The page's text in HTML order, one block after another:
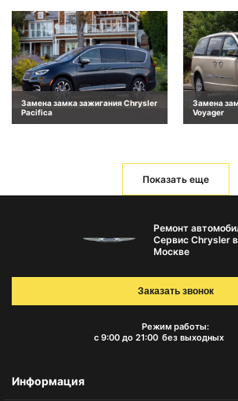
Замена замка зажигания Chrysler
Pacifica
Замена
Voyager
Показать еще
Ремонт
Сервис Chrysler в
Москве
Режим работы:
с 9:00 до 21:00 без выходных
Заказать звонок
Информация